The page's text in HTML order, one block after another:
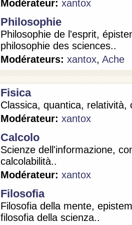
Modérateur: xantox
Philosophie
Philosophie de l'esprit,
philosophie des sciences..
Modérateurs: xantox, Ache
Fisica
Classica, quantica, relatività,
Modérateur: xantox
Calcolo
Scienze dell'informazione,
calcolabilità..
Modérateur: xantox
Filosofia
Filosofia della mente,
filosofia della scienza..